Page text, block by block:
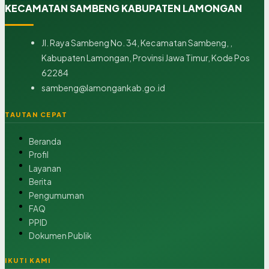
KECAMATAN SAMBENG KABUPATEN LAMONGAN
Jl. Raya Sambeng No. 34, Kecamatan Sambeng, ,
Kabupaten Lamongan, Provinsi Jawa Timur, Kode Pos
62284
sambeng@lamongankab.go.id
TAUTAN CEPAT
Beranda
Profil
Layanan
Berita
Pengumuman
FAQ
PPID
Dokumen Publik
IKUTI KAMI